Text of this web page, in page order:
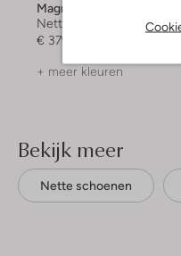
Magnanni
Nette schoenen
€ 379,99
+ meer kleuren
Bekijk meer
Nette schoenen